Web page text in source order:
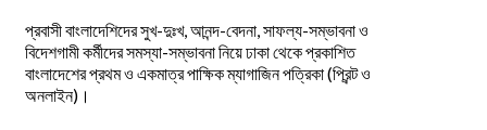
প্রবাসী বাংলাদেশিদের সুখ-দুঃখ, আনন্দ-বেদনা, সাফল্য-সম্ভাবনা ও
বিদেশগামী কর্মীদের সমস্যা-সম্ভাবনা নিয়ে ঢাকা থেকে প্রকাশিত
বাংলাদেশের প্রথম ও একমাত্র পাক্ষিক ম্যাগাজিন পত্রিকা (প্রিন্ট ও
অনলাইন)।